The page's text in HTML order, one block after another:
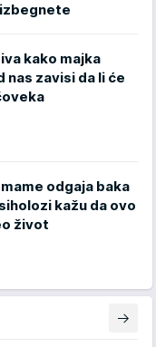
kako majka
zavisi da li će
odgaja baka
kažu da ovo
život